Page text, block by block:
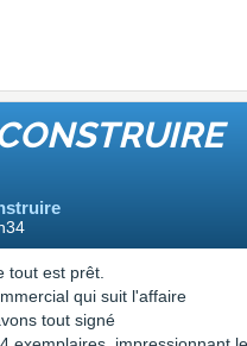
tout est prêt.
qui suit l'affaire
tout signé